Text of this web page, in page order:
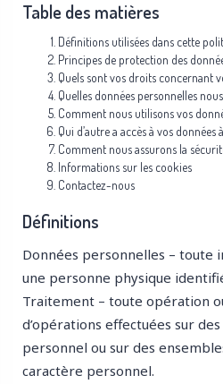
Table des matières
Définitions utilisées dans cette
Principes de protection des
Quels sont vos droits concernant
Quelles données personnelles
Comment nous utilisons vos
Qui d’autre a accès à vos
Comment nous assurons la
Informations sur les cookies
Contactez-nous
Définitions
Données personnelles – toute
une personne physique
Traitement – toute opération
d’opérations effectuées sur
personnel ou sur des
caractère personnel.